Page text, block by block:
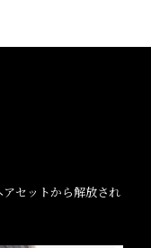
セットから解放され